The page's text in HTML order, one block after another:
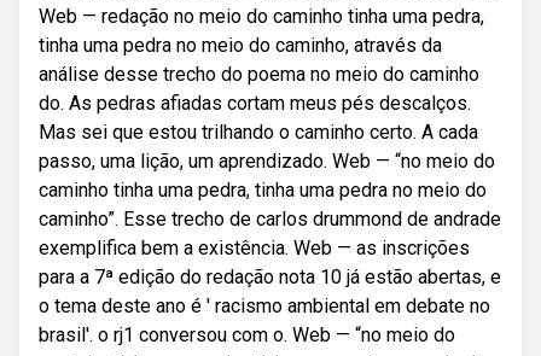
Web — redação no meio do caminho tinha uma pedra,
tinha uma pedra no meio do caminho, através da
análise desse trecho do poema no meio do caminho
do. As pedras afiadas cortam meus pés descalços.
Mas sei que estou trilhando o caminho certo. A cada
passo, uma lição, um aprendizado. Web — “no meio do
caminho tinha uma pedra, tinha uma pedra no meio do
caminho”. Esse trecho de carlos drummond de andrade
exemplifica bem a existência. Web — as inscrições
para a 7ª edição do redação nota 10 já estão abertas, e
o tema deste ano é ' racismo ambiental em debate no
brasil'. o rj1 conversou com o. Web — “no meio do